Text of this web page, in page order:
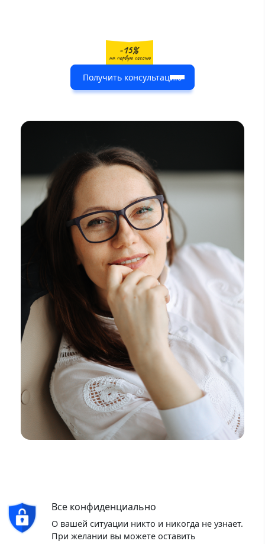
Получить консультацию
Все конфиденциально
О вашей ситуации никто и никогда не узнает.
При желании вы можете оставить